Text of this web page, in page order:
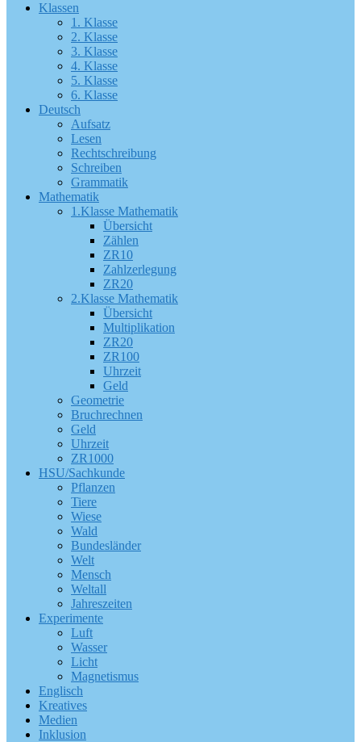
Klassen
1. Klasse
2. Klasse
3. Klasse
4. Klasse
5. Klasse
6. Klasse
Deutsch
Aufsatz
Lesen
Rechtschreibung
Schreiben
Grammatik
Mathematik
1.Klasse Mathematik
Übersicht
Zählen
ZR10
Zahlzerlegung
ZR20
2.Klasse Mathematik
Übersicht
Multiplikation
ZR20
ZR100
Uhrzeit
Geld
Geometrie
Bruchrechnen
Geld
Uhrzeit
ZR1000
HSU/Sachkunde
Pflanzen
Tiere
Wiese
Wald
Bundesländer
Welt
Mensch
Weltall
Jahreszeiten
Experimente
Luft
Wasser
Licht
Magnetismus
Englisch
Kreatives
Medien
Inklusion